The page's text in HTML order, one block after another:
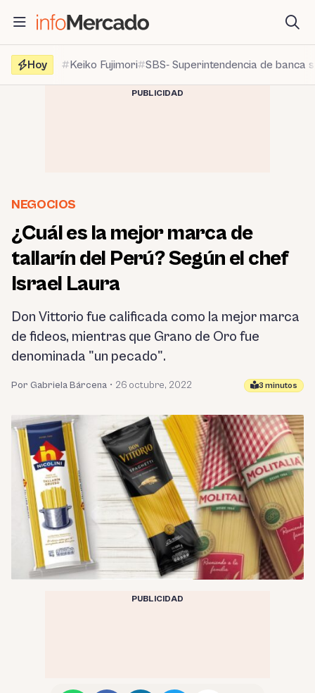
contenido
Hoy
Keiko Fujimori SBS- Superintendencia de banca
PUBLICIDAD
NEGOCIOS
¿Cuál es la mejor marca de
tallarín del Perú? Según el chef
Israel Laura
Don Vittorio fue calificada como la mejor marca
de fideos, mientras que Grano de Oro fue
denominada "un pecado".
Por Gabriela Bárcena • 26 octubre, 2022 3 minutos
PUBLICIDAD